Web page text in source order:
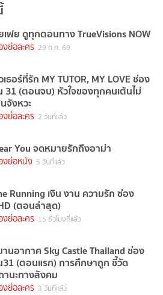
เฟย ดูทุกตอนทาง TrueVisions NOW
งย่อละคร 29 ก.ค. 69
ธอร์ที่รัก MY TUTOR, MY LOVE ช่อง
31 (ตอนจบ) หัวใจของทุกคนเต้นไม่
จังหวะ
งย่อละคร 2 วันที่แล้ว
You จดหมายรักถึงอาม่า
งย่อหนัง 5 วันที่แล้ว
Running เงิน งาน ความรัก ช่อง
(ตอนล่าสุด)
งย่อละคร 15 ชั่วโมงที่แล้ว
านอากาศ Sky Castle Thailand ช่อง
31 (ตอนแรก) การศึกษาถูก ชี้วัด
านะทางสังคม
งย่อละคร 3 วันที่แล้ว